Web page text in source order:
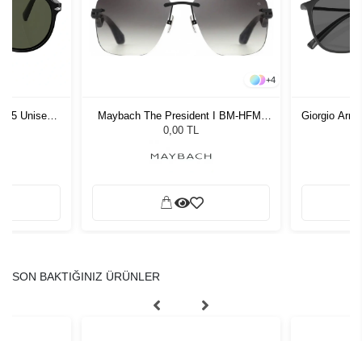
55 Unisex
+4
Maybach The President I BM-HFM-
M11
0,00 TL
Giorgio
SON BAKTIĞINIZ ÜRÜNLER